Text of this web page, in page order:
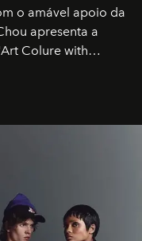
o amável apoio da
apresenta a
Colure with